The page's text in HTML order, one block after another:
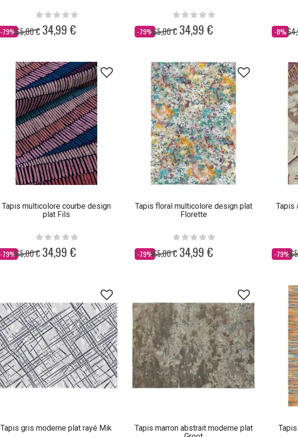
-79%
Dès 165,00 € 34,99 € -79%
Dès 165,00 € 34,99 € -8%
Dès
Tapis multicolore courbe design
plat Fils
-79%
Dès 165,00 € 34,99 €
Tapis floral multicolore design plat
Florette
-79%
Dès 165,00 € 34,99 €
Tapis
-79%
Dès
Tapis gris moderne plat rayé Mik
Tapis marron abstrait moderne plat